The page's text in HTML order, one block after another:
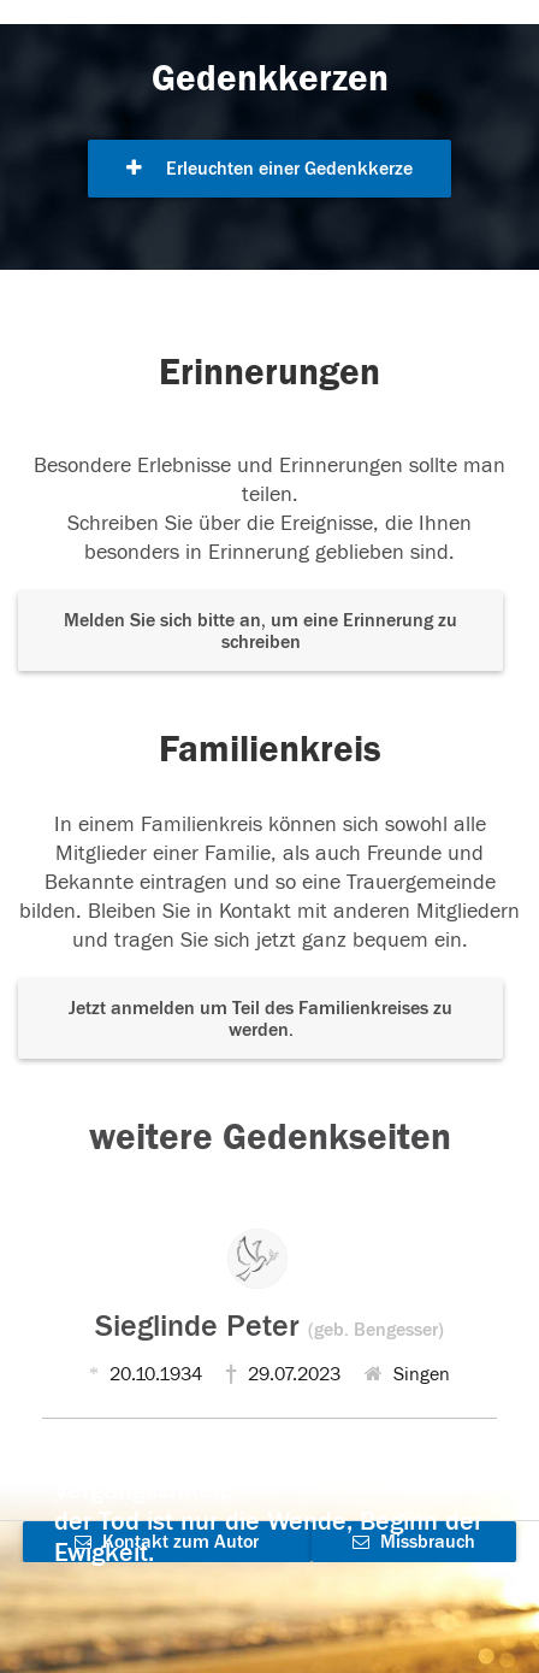
Gedenkkerzen
Erleuchten einer Gedenkkerze
Erinnerungen
Besondere Erlebnisse und Erinnerungen sollte man
teilen.
Schreiben Sie über die Ereignisse, die Ihnen
besonders in Erinnerung geblieben sind.
Melden Sie sich bitte an, um eine Erinnerung zu
schreiben
Familienkreis
In einem Familienkreis können sich sowohl alle
Mitglieder einer Familie, als auch Freunde und
Bekannte eintragen und so eine Trauergemeinde
bilden. Bleiben Sie in Kontakt mit anderen Mitgliedern
und tragen Sie sich jetzt ganz bequem ein.
Jetzt anmelden um Teil des Familienkreises zu
werden.
weitere Gedenkseiten
Sieglinde Peter (geb. Bengesser)
20.10.1934 29.07.2023 Singen
der Tod ist nur die Wende, Beginn der
Ewigkeit.
Kontakt zum Autor
aufnehmen
Missbrauch